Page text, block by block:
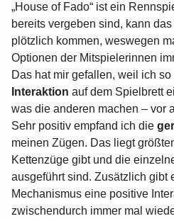
„House of Fado“ ist ein
bereits vergeben sind, kann
plötzlich kommen, weswegen
Optionen der Mitspielerinnen
Das hat mir gefallen, weil ich
Interaktion auf dem Spielbrett
was die anderen machen – vor
Sehr positiv empfand ich die
meinen Zügen. Das liegt
Kettenzüge gibt und die
ausgeführt sind. Zusätzlich gibt
Mechanismus eine positive
zwischendurch immer mal